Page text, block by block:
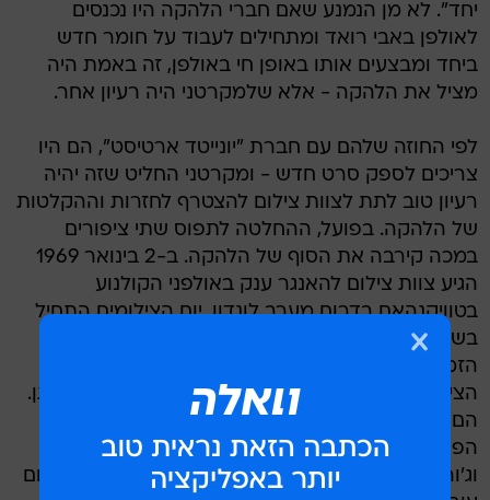
יחד". לא מן הנמנע שאם חברי הלהקה היו נכנסים
לאולפן באבי רואד ומתחילים לעבוד על חומר חדש
ביחד ומבצעים אותו באופן חי באולפן, זה באמת היה
מציל את הלהקה - אלא שלמקרטני היה רעיון אחר.
לפי החוזה שלהם עם חברת "יונייטד ארטיסט", הם היו
צריכים לספק סרט חדש - ומקרטני החליט שזה יהיה
רעיון טוב לתת לצוות צילום להצטרף לחזרות וההקלטות
של הלהקה. בפועל, ההחלטה לתפוס שתי ציפורים
במכה קירבה את הסוף של הלהקה. ב-2 בינואר 1969
הגיע צוות צילום להאנגר ענק באולפני הקולנוע
בטוויקנהאם בדרום מערב לונדון. יום הצילומים התחיל
הזמני" של הלהקה מוקם בתוך החלל הענק של סט
הצילומים. ג'ורג', ג'ון ורינגו הגיעו בשעה 11 והתחילו לנגן.
הם עבדו על שירים חדשים שג'ון וג'ורג' כתבו לקראת
הפרויקט החדש. הייתה התלהבות בוסרית באוויר, ג'ון
וג'ורג' הזינו זה את זה, והשירים החדשים התחילו לקרום